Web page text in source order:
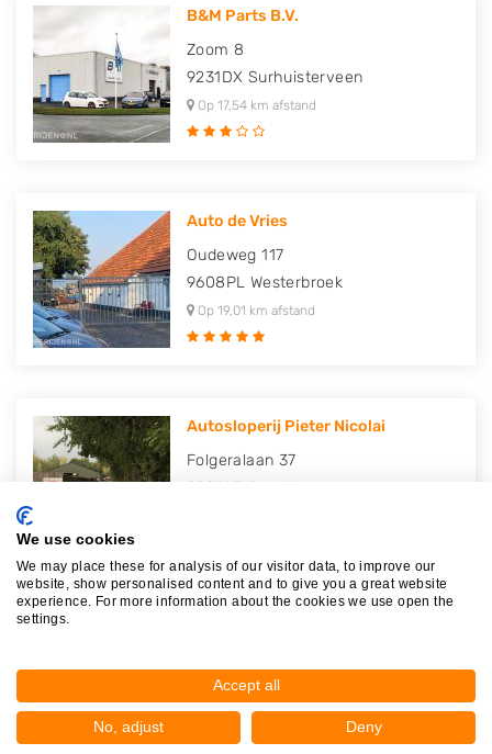
B&M Parts B.V.
Zoom 8
9231DX Surhuisterveen
Op 17,54 km afstand
Auto de Vries
Oudeweg 117
9608PL Westerbroek
Op 19,01 km afstand
Autosloperij Pieter Nicolai
Folgeralaan 37
9207AJ Drachten
De Hemmen 104
9206AG Drachten
We use cookies
We may place these for analysis of our visitor data, to improve our
website, show personalised content and to give you a great website
experience. For more information about the cookies we use open the
settings.
Accept all
No, adjust Deny